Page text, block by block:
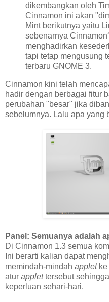
dikembangkan oleh
Cinnamon ini akan
Mint berikutnya yaitu
sebenarnya
menghadirkan
tapi tetap mengusung
terbaru GNOME 3.
Cinnamon kini telah
hadir dengan berbagai fitur
perubahan "besar" jika
sebelumnya. Lalu apa yang
Panel: Semuanya adalah
Di Cinnamon 1.3 semua
Ini berarti kalian dapat
memindah-mindah appletke
atur applettersebut
keperluan sehari-hari.